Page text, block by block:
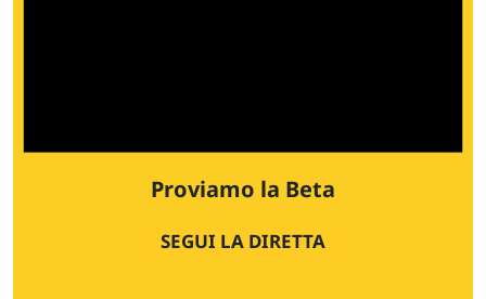
Proviamo la Beta
SEGUI LA DIRETTA